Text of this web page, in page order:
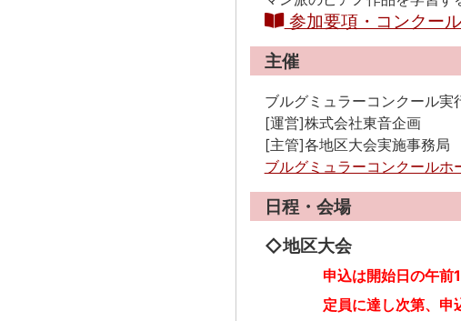
参加要項・コンクー
主催
ブルグミュラーコンクール実
[運営]株式会社東音企画
[主管]各地区大会実施事務局
ブルグミュラーコンクールホ
日程・会場
◇地区大会
申込は開始日の午前
定員に達し次第、申